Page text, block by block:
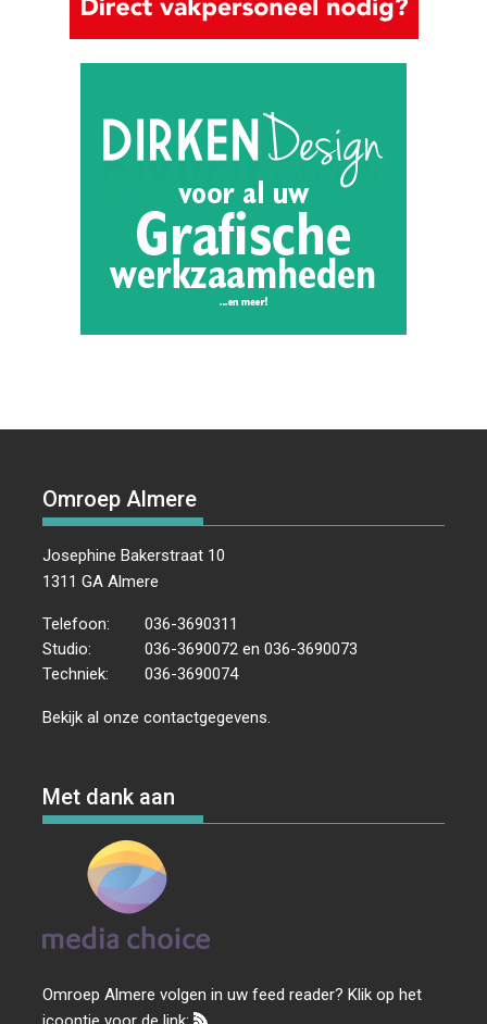
Omroep Almere
Josephine Bakerstraat 10
1311 GA Almere
Telefoon:
036-3690311
Studio:
036-3690072 en 036-3690073
Techniek:
036-3690074
Bekijk al onzecontactgegevens.
Met dank aan
Omroep Almere volgen in uw feed reader? Klik op het